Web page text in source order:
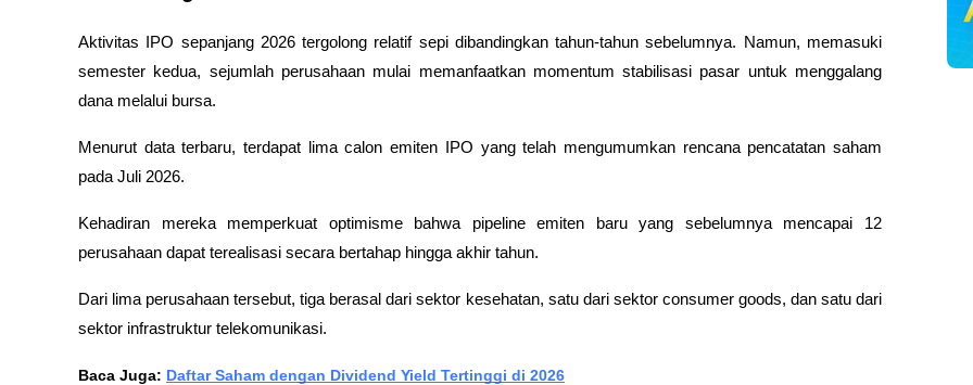
Aktivitas IPO sepanjang 2026 tergolong relatif sepi dibandingkan tahun-tahun sebelumnya. Namun, memasuki
semester kedua, sejumlah perusahaan mulai memanfaatkan momentum stabilisasi pasar untuk menggalang
dana melalui bursa.
Menurut data terbaru, terdapat lima calon emiten IPO yang telah mengumumkan rencana pencatatan saham
pada Juli 2026.
Kehadiran mereka memperkuat optimisme bahwa pipeline emiten baru yang sebelumnya mencapai 12
perusahaan dapat terealisasi secara bertahap hingga akhir tahun.
Dari lima perusahaan tersebut, tiga berasal dari sektor kesehatan, satu dari sektor consumer goods, dan satu dari
sektor infrastruktur telekomunikasi.
Baca Juga: Daftar Saham dengan Dividend Yield Tertinggi di 2026